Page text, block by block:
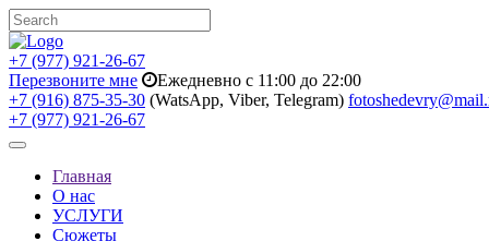
+7 (977) 921-26-67
Перезвоните мне
Ежедневно с 11:00 до 22:00
+7 (916) 875-35-30 (WatsApp, Viber, Telegram)
+7 (977) 921-26-67
Toggle
navigationГлавная
О нас
УСЛУГИ
Сюжеты